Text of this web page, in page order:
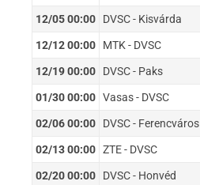
12/05 00:00 DVSC - Kisvárda
12/12 00:00 MTK - DVSC
12/19 00:00 DVSC - Paks
01/30 00:00 Vasas - DVSC
02/06 00:00 DVSC - Ferencváros
02/13 00:00 ZTE - DVSC
02/20 00:00 DVSC - Honvéd